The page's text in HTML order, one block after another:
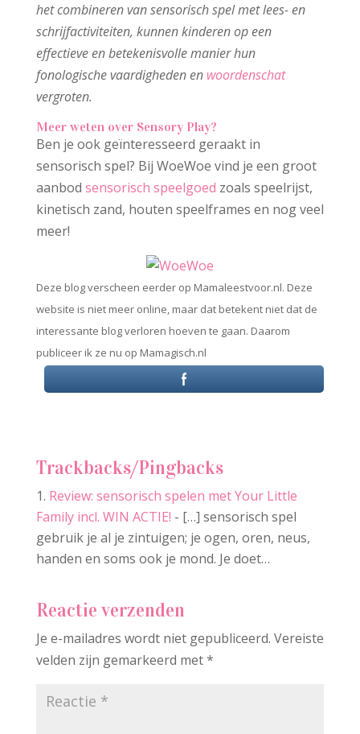
het combineren van sensorisch spel met lees- en
schrijfactiviteiten, kunnen kinderen op een
effectieve en betekenisvolle manier hun
fonologische vaardigheden en woordenschat
vergroten.
Meer weten over Sensory Play?
Ben je ook geïnteresseerd geraakt in
sensorisch spel? Bij WoeWoe vind je een groot
aanbod sensorisch speelgoed zoals speelrijst,
kinetisch zand, houten speelframes en nog veel
meer!
Deze blog verscheen eerder op Mamaleestvoor.nl. Deze
website is niet meer online, maar dat betekent niet dat de
interessante blog verloren hoeven te gaan. Daarom
publiceer ik ze nu op Mamagisch.nl
Trackbacks/Pingbacks
Review: sensorisch spelen met Your Little
Family incl. WIN ACTIE! - […] sensorisch spel
gebruik je al je zintuigen; je ogen, oren, neus,
handen en soms ook je mond. Je doet…
Reactie verzenden
Je e-mailadres wordt niet gepubliceerd. Vereiste
velden zijn gemarkeerd met*